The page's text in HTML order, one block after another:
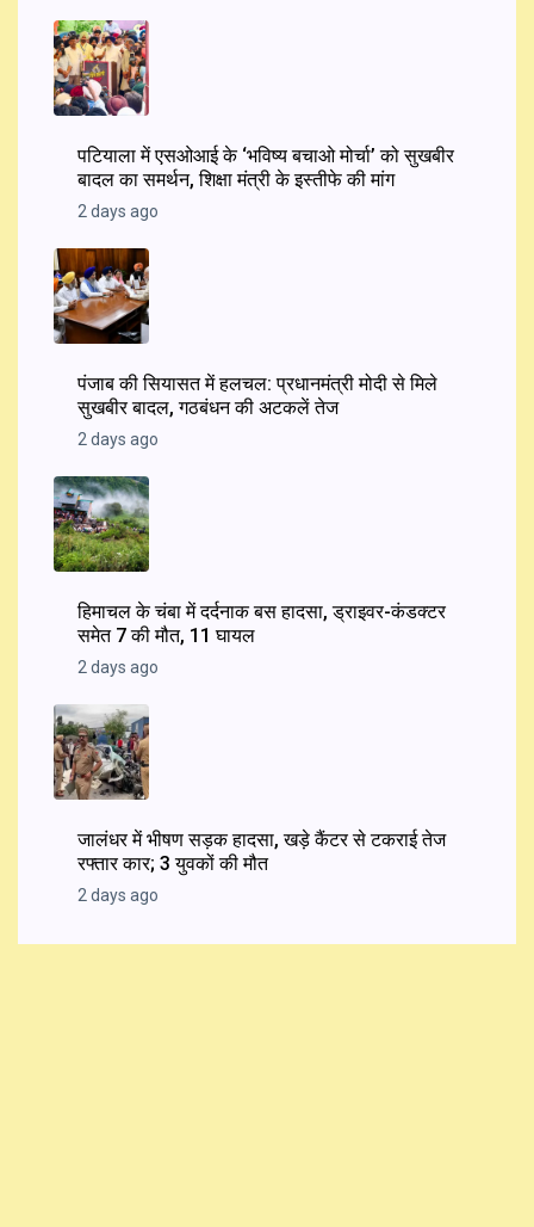
पटियाला में एसओआई के ‘भविष्य बचाओ मोर्चा’ को सुखबीर
बादल का समर्थन, शिक्षा मंत्री के इस्तीफे की मांग
2 days ago
पंजाब की सियासत में हलचल: प्रधानमंत्री मोदी से मिले
सुखबीर बादल, गठबंधन की अटकलें तेज
2 days ago
हिमाचल के चंबा में दर्दनाक बस हादसा, ड्राइवर-कंडक्टर
समेत 7 की मौत, 11 घायल
2 days ago
जालंधर में भीषण सड़क हादसा, खड़े कैंटर से टकराई तेज
रफ्तार कार; 3 युवकों की मौत
2 days ago